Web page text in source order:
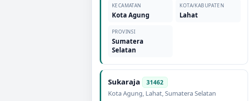
KECAMATAN
Kota Agung
KOTA/KABUPATEN
Lahat
PROVINSI
Sumatera
Selatan
Sukaraja 31462
Kota Agung, Lahat,Sumatera Selatan